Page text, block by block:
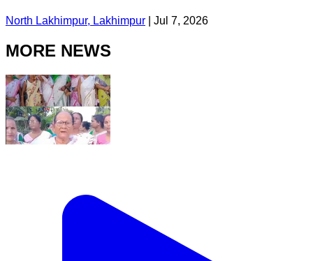
North Lakhimpur, Lakhimpur Jul 7, 2026
MORE NEWS